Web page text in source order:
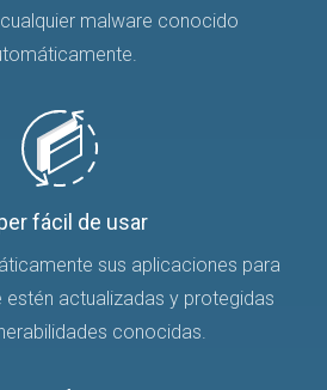
malware conocido
fácil de usar
sus aplicaciones para
estén actualizadas y protegidas
conocidas.